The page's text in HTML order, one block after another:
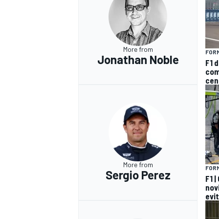
More from
Jonathan Noble
F1
More from
Sergio Perez
F1